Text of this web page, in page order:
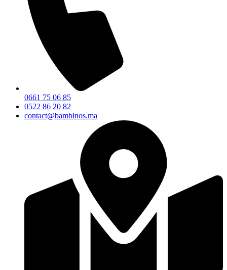
0661 75 06 85
0522 86 20 82
contact@bambinos.ma